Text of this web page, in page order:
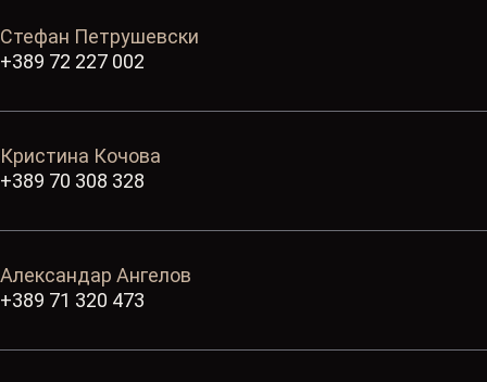
Стефан Петрушевски
+389 72 227 002
Кристина Кочова
+389 70 308 328
Александар Ангелов
+389 71 320 473